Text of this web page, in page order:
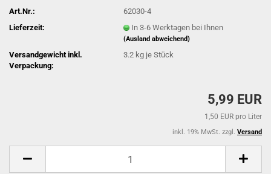
Art.Nr.:
62030-4
Lieferzeit:
In 3-6 Werktagen bei Ihnen
(Ausland abweichend)
Versandgewicht inkl.
Verpackung:
3.2 kg je Stück
5,99 EUR
1,50 EUR pro Liter
inkl. 19% MwSt. zzgl. Versand